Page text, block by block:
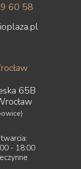
60 58
65B
- 18:00